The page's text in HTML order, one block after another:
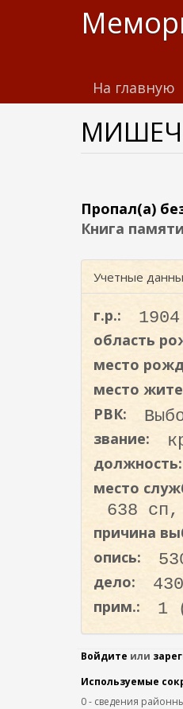
т
На главную
Пропал(а)
Книга
Учетные
г.р.: 1904
область
место
место
РВК:
звание:
должность:
место
638 сп,
причина
опись:
дело:
прим.: 1
Войдите или
Используемые
0 - сведения